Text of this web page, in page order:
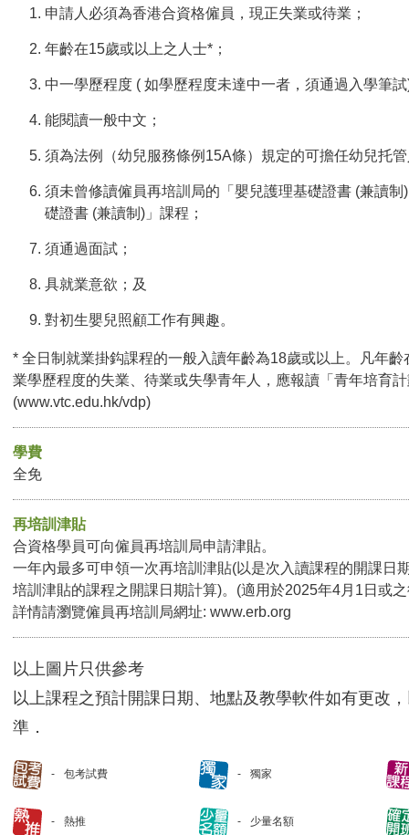
申請人必須為香港合資格僱員，現正失業或待業；
年齡在15歲或以上之人士*；
中一學歷程度 ( 如學歷程度未達中一者，須通過入學筆
能閱讀一般中文；
須為法例（幼兒服務條例15A條）規定的可擔任幼兒托
須未曾修讀僱員再培訓局的「嬰兒護理基礎證書 (兼讀
礎證書 (兼讀制)」課程；
須通過面試；
具就業意欲；及
對初生嬰兒照顧工作有興趣。
* 全日制就業掛鈎課程的一般入讀年齡為18歲或以上。凡年
業學歷程度的失業、待業或失學青年人，應報讀「青年培育
(www.vtc.edu.hk/vdp)
學費
全免
再培訓津貼
合資格學員可向僱員再培訓局申請津貼。
一年內最多可申領一次再培訓津貼(以是次入讀課程的開課日
培訓津貼的課程之開課日期計算)。(適用於2025年4月1日或
詳情請瀏覽僱員再培訓局網址: www.erb.org
以上圖片只供參考
以上課程之預計開課日期、地點及教學軟件如有更改
準．
包考試費 獨家
熱推 少量名額